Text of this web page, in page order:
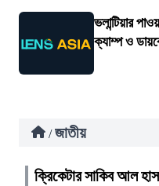
ভলান্টিয়ার
ক্যাম্প ও
/ জাতীয়
ক্রিকেটার সাকিব আল